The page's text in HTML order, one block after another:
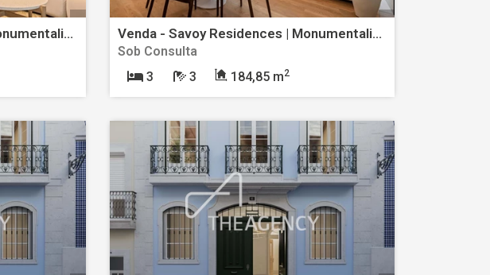
Venda - Savoy Residences | Monumentalis — Exclusividade Contemporânea com Vista Atlântica no Funchal Venda - Savoy Residences | Monumentalis — Exclusividade Contemporânea com Vista Atlântica no Funchal
Sob Consulta
3
3 184,85 m2